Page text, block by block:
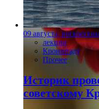
09 августа,
лекции
Кронштадт
Прочее
Историк
советскому